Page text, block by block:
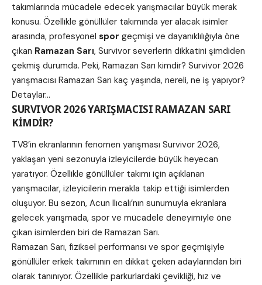
takımlarında mücadele edecek yarışmacılar büyük merak
konusu. Özellikle gönüllüler takımında yer alacak isimler
arasında, profesyonel spor geçmişi ve dayanıklılığıyla öne
çıkan Ramazan Sarı, Survivor severlerin dikkatini şimdiden
çekmiş durumda. Peki, Ramazan Sarı kimdir? Survivor 2026
yarışmacısı Ramazan Sarı kaç yaşında, nereli, ne iş yapıyor?
Detaylar…
SURVIVOR 2026 YARIŞMACISI RAMAZAN SARI
KİMDİR?
TV8’in ekranlarının fenomen yarışması Survivor 2026,
yaklaşan yeni sezonuyla izleyicilerde büyük heyecan
yaratıyor. Özellikle gönüllüler takımı için açıklanan
yarışmacılar, izleyicilerin merakla takip ettiği isimlerden
oluşuyor. Bu sezon, Acun Ilıcalı’nın sunumuyla ekranlara
gelecek yarışmada, spor ve mücadele deneyimiyle öne
çıkan isimlerden biri de Ramazan Sarı.
Ramazan Sarı, fiziksel performansı ve spor geçmişiyle
gönüllüler erkek takımının en dikkat çeken adaylarından biri
olarak tanınıyor. Özellikle parkurlardaki çevikliği, hız ve